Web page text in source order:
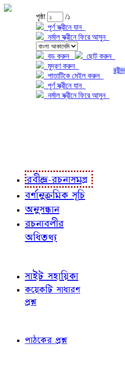
পৃষ্ঠা
/১
পূর্ণ স্ক্রীনে যান
নর্মাল স্ক্রীনে ফিরে আসুন
বড় করুন
ছোট করুন
মুদ্রণ করুন
পাতাটিকে মেইল করুন
পূর্ণ স্ক্রীনে যান
নর্মাল স্ক্রীনে ফিরে আসুন
রবীন্দ্র-রচনাসমগ্র
বর্ণানুক্রমিক সূচি
অনুসন্ধান
রচনাবলীর
অধিতথ্য
সাইট সহায়িকা
কয়েকটি সাধারণ
প্রশ্ন
পাঠকের প্রশ্ন